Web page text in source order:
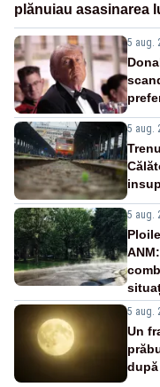
plănuiau asasinarea
5 aug.
5 aug.
5 aug.
5 aug.
Un